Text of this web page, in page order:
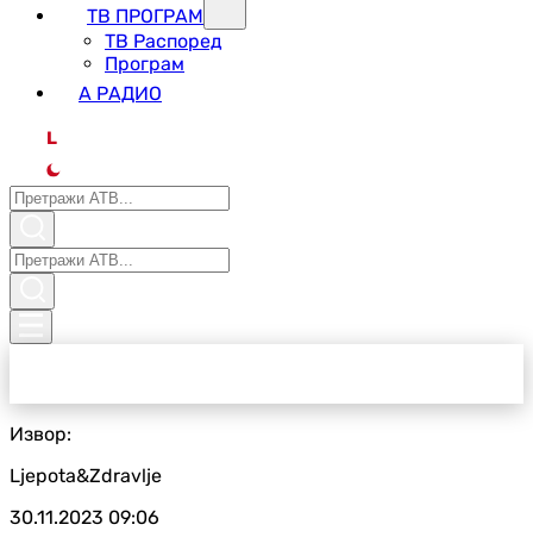
ТВ ПРОГРАМ
ТВ Распоред
Програм
А РАДИО
L
Извор:
Ljepota&Zdravlje
30.11.2023 09:06